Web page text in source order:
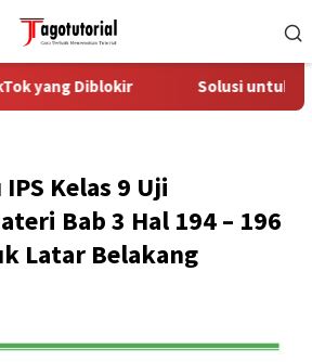
yang Diblokir Solusi untuk
Kelas 9 Uji
Bab 3 Hal 194 – 196
Latar Belakang